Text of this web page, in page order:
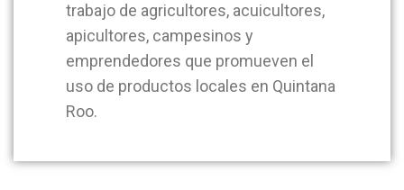
trabajo de agricultores, acuicultores,
apicultores, campesinos y
emprendedores que promueven el
uso de productos locales en Quintana
Roo.